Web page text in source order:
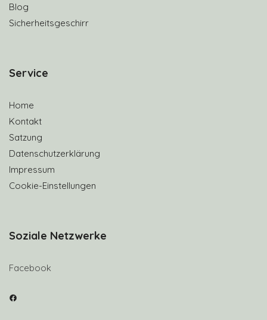
Blog
Sicherheitsgeschirr
Service
Home
Kontakt
Satzung
Datenschutzerklärung
Impressum
Cookie-Einstellungen
Soziale Netzwerke
Facebook
Facebook